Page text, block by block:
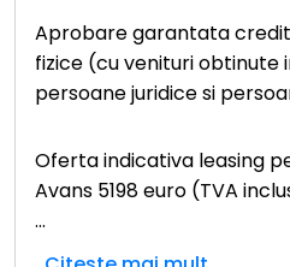
Aprobare garantata
fizice (cu venituri obtinute
persoane juridice si
Oferta indicativa leasing
Avans 5198 euro (TVA
...